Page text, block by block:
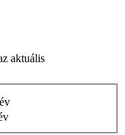
aktuális